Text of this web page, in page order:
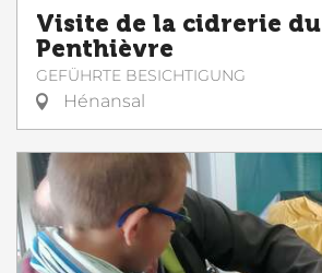
Visite de la cidrerie du
Penthièvre
GEFÜHRTE BESICHTIGUNG
Hénansal